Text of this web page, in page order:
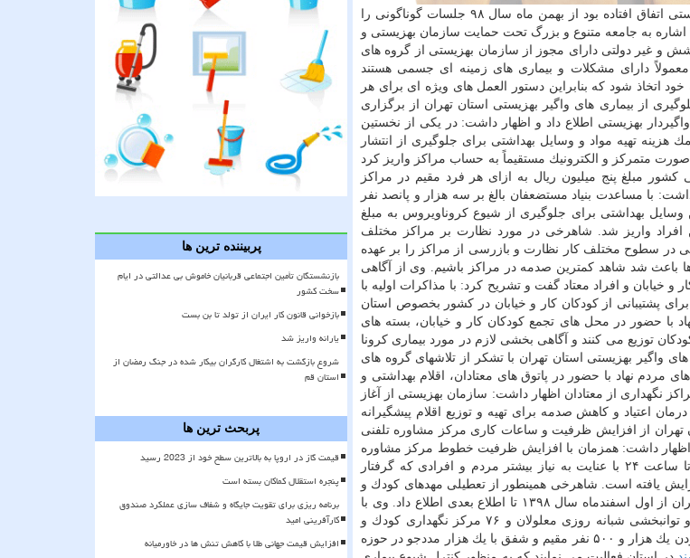
تجارب قبلی درباره بیماری هایی همچون آنفولانزا كه در مراكز تحت پوشش بهزیستی اتفاق افتاده بود از بهمن ماه سال ۹۸ جلسات گوناگونی را
اشاره به جامعه متنوع و بزرگ تحت حمایت سازمان بهزیستی و
و غیر دولتی دارای مجوز از سازمان بهزیستی از گروه های
معمولاً دارای مشكلات و بیماری های زمینه ای جسمی هستند
اتخاذ شود كه بنابراین دستور العمل های ویژه ای برای هر
از بیماری های واگیر بهزیستی استان تهران از برگزاری
بهزیستی اطلاع داد و اظهار داشت: در یكی از نخستین
تهیه مواد و وسایل بهداشتی برای جلوگیری از انتشار
و به صورت متمركز و الكترونیك مستقیماً به حساب مراكز واریز كرد
مبلغ پنج میلیون ریال به ازای هر فرد مقیم در مراكز
با مساعدت بنیاد مستضعفان بالغ بر سه هزار و پانصد نفر
بهداشتی برای جلوگیری از شیوع كروناویروس به مبلغ
افراد واریز شد. شاهرخی در مورد نظارت بر مراكز مختلف
در سطوح مختلف كار نظارت و بازرسی از مراكز را بر عهده
باعث شد شاهد كمترین صدمه در مراكز باشیم. وی از آگاهی
خیابان و افراد معتاد گفت و تشریح كرد: با مذاكرات اولیه با
پشتیبانی از كودكان كار و خیابان در كشور بخصوص استان
با حضور در محل های تجمع كودكان كار و خیابان، بسته های
توزیع می كنند و آگاهی بخشی لازم در مورد بیماری كرونا
واگیر بهزیستی استان تهران با تشكر از تلاشهای گروه های
نهاد با حضور در پاتوق های معتادان، اقلام بهداشتی و
نگهداری از معتادان اظهار داشت: سازمان بهزیستی از آغاز
در دو مرحله به هر مركز درمان اعتیاد و كاهش صدمه برای تهیه و توزیع اقلام پیشگیرانه
تهران از افزایش ظرفیت و ساعات كاری مركز مشاوره تلفنی
و اظهار داشت: همزمان با افزایش ظرفیت خطوط مركز مشاوره
تلفنی ۱۴۸۰ از ۴۰ خط به ۸۰ خط، ساعات كاری مركز هم از ساعت ۸ بامداد تا ساعت ۲۴ با عنایت به نیاز بیشتر مردم و افرادی كه گرفتار
یافته است. شاهرخی همینطور از تعطیلی مهدهای كودك و
مراكز توانبخشی روزانه سراسر استان با هماهنگی ستاد مبارزه با كرونا استان تهران از اول اسفندماه سال ۱۳۹۸ تا اطلاع بعدی اطلاع داد. وی با
اشاره به اینكه ۹۰۰ مهد كودك، ۲۰۰ مركز درمان معتادان، ۱۹۰ مركز نگهداری و توانبخشی شبانه روزی معلولان و ۷۶ مركز نگهداری كودك و
نوجوان در تهران فعالیت می نمایند اضافه كرد: مراكز بزرگی چون اخوان با دارا بودن یك هزار و ۵۰۰ نفر مقیم و شفق با یك هزار مددجو در حوزه
پربیننده ترین ها
بازنشستگان تأمین اجتماعی قربانیان خاموش بی عدالتی در ایام
سخت کشور
بازخوانی قانون کار ایران از تولد تا بن بست
یارانه واریز شد
شروع بازگشت به اشتغال کارگران بیکار شده در جنگ رمضان از
استان قم
پربحث ترین ها
قیمت گاز در اروپا به بالاترین سطح خود از 2023 رسید
پنجره استقلال کماکان بسته است
برنامه ریزی برای تقویت جایگاه و شفاف سازی عملکرد صندوق
کارآفرینی امید
افزایش قیمت جهانی طلا با کاهش تنش ها در خاورمیانه